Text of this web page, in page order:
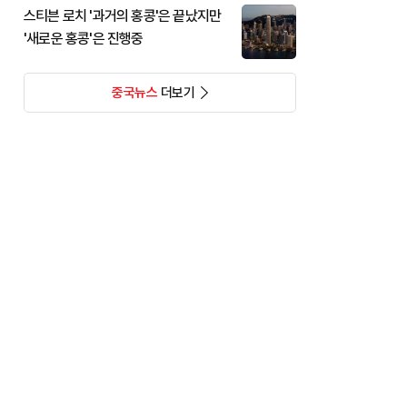
스티븐 로치 '과거의 홍콩'은 끝났지만
'새로운 홍콩'은 진행중
중국뉴스더보기